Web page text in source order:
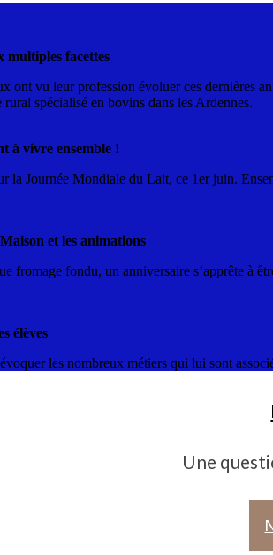
facettes
ont vu leur profession évoluer ces dernières
spécialisé en bovins dans les Ardennes.
à vivre ensemble !
la Journée Mondiale du Lait, ce 1er juin.
et les animations
fromage fondu, un anniversaire s’apprête à
élèves
les nombreux métiers qui lui sont
Une